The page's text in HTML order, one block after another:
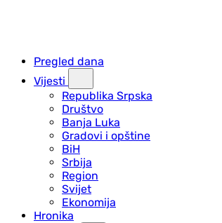
Pregled dana
Vijesti
Republika Srpska
Društvo
Banja Luka
Gradovi i opštine
BiH
Srbija
Region
Svijet
Ekonomija
Hronika